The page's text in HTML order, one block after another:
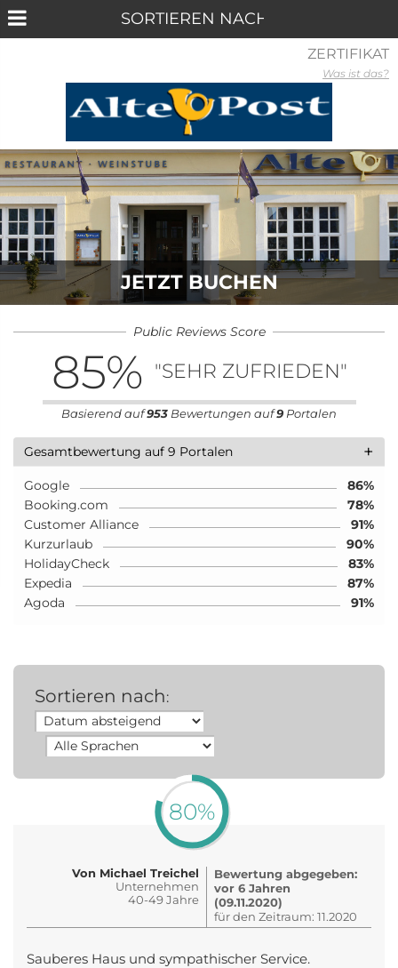
JETZT BUCHEN
Public Reviews Score
85% "SEHR ZUFRIEDEN"
Basierend auf953 Bewertungen auf9 Portalen
+
Gesamtbewertung auf 9 Portalen
Google
86%
Booking.com
78%
Customer Alliance
91%
Kurzurlaub
90%
HolidayCheck
83%
Expedia
87%
Agoda
91%
Sortieren nach:
80%
Von Michael Treichel
Unternehmen
40-49 Jahre
Bewertung abgegeben:
vor 6 Jahren
(09.11.2020)
für den Zeitraum: 11.2020
Sauberes Haus und sympathischer Service.
ZERTIFIKAT
Was ist das?